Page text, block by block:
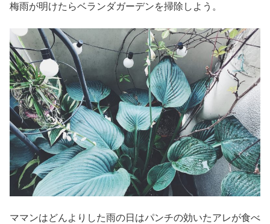
梅雨が明けたらベランダガーデンを掃除しよう。
ママンはどんよりした雨の日はパンチの効いたアレが食べ